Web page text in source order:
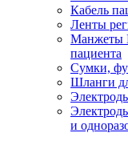
Кабель
Ленты
Манжеты
пациента
Сумки,
Шланги
и